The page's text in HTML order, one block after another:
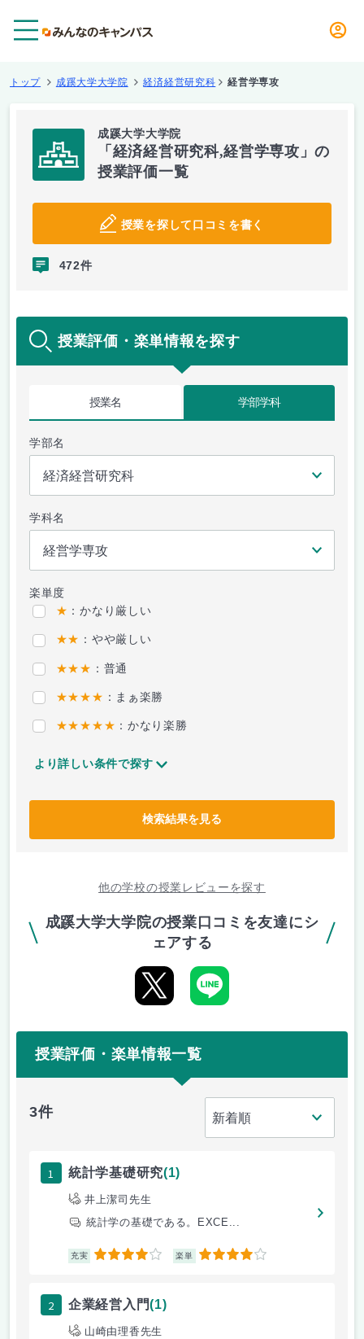
トップ 成蹊大学大学院 経済経営研究科 経営学専攻
成蹊大学大学院
「経済経営研究科,経営学専攻」の
授業評価一覧
授業を探して口コミを書く
472件
授業評価・楽単情報を探す
授業名 学部学科
学部名
学科名
楽単度
★ ：かなり厳しい
★★ ：やや厳しい
★★★ ：普通
★★★★ ：まぁ楽勝
★★★★★ ：かなり楽勝
より詳しい条件で探す
検索結果を見る
他の学校の授業レビューを探す
成蹊大学大学院の授業口コミを友達にシ
ェアする
授業評価・楽単情報一覧
3件
1 統計学基礎研究(1)
井上潔司先生
統計学の基礎である。EXCE...
充実 4 楽単 4
2 企業経営入門(1)
山崎由理香先生